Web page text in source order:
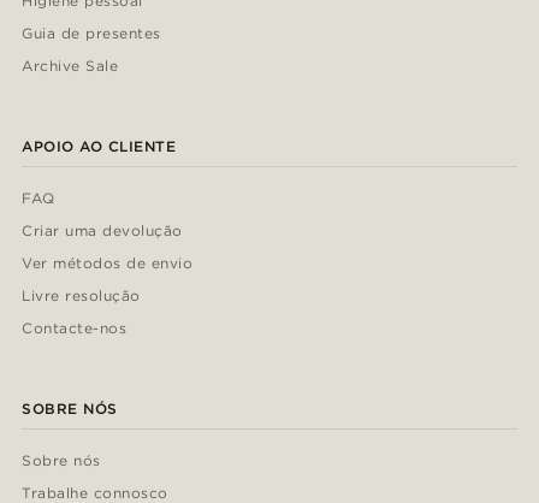
Guia de presentes
Archive Sale
APOIO AO CLIENTE
FAQ
Criar uma devolução
Ver métodos de envio
Livre resolução
Contacte-nos
SOBRE NÓS
Sobre nós
Trabalhe connosco